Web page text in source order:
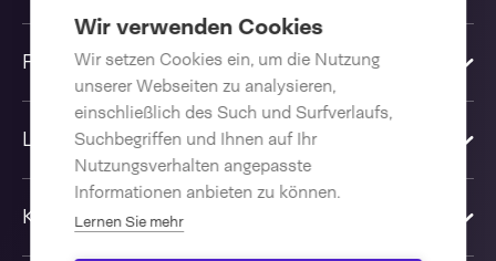
Wir verwenden Cookies
Wir setzen Cookies ein, um die Nutzung
unserer Webseiten zu analysieren,
einschließlich des Such und Surfverlaufs,
Suchbegriffen und Ihnen auf Ihr
Nutzungsverhalten angepasste
Informationen anbieten zu können.
Lernen Sie mehr
Produkte
Lösungen
Kontakt